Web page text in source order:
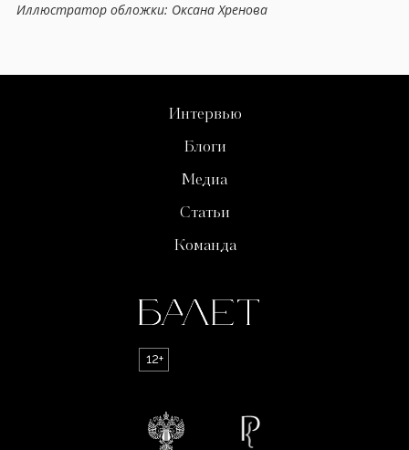
Иллюстратор обложки: Оксана Хренова
Интервью
Блоги
Медиа
Статьи
Команда
12+